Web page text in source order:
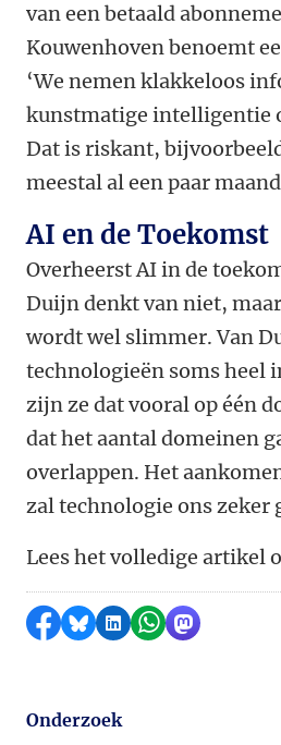
van een betaald
Kouwenhoven benoemt
‘We nemen klakkeloos
kunstmatige intelligentie
Dat is riskant,
meestal al een paar
AI en de Toekomst
Overheerst AI in de
Duijn denkt van niet,
wordt wel slimmer. Van
technologieën soms heel
zijn ze dat vooral op één
dat het aantal domeinen
overlappen. Het
zal technologie ons zeker
Lees het volledige artikel
Delen op Facebook
Delen via Bluesky
Delen op LinkedIn
Delen via
Delen via
Onderzoek